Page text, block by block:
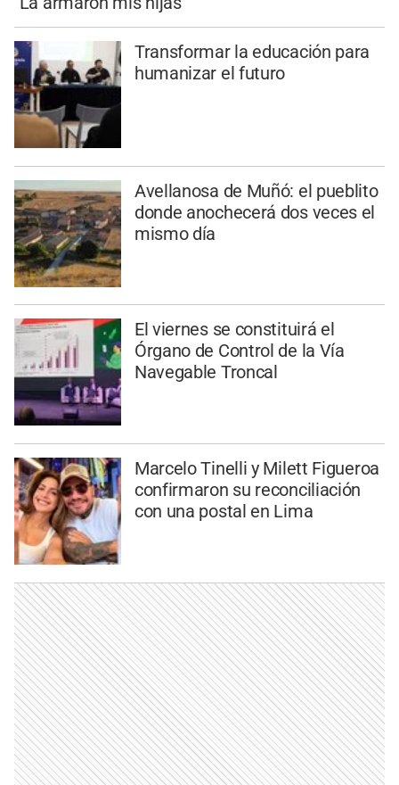
Transformar la educación para
humanizar el futuro
Avellanosa de Muñó: el pueblito
donde anochecerá dos veces el
mismo día
El viernes se constituirá el
Órgano de Control de la Vía
Navegable Troncal
Marcelo Tinelli y Milett Figueroa
confirmaron su reconciliación
con una postal en Lima